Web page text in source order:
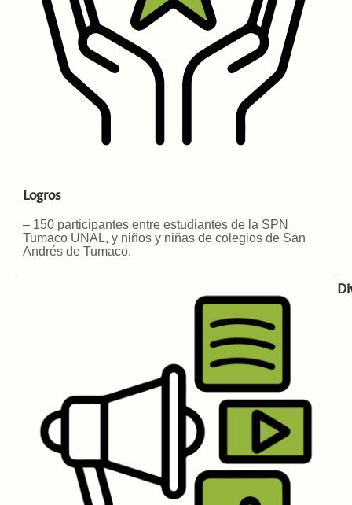
Logros
– 150 participantes entre estudiantes de la SPN
Tumaco UNAL, y niños y niñas de colegios de San
Andrés de Tumaco.